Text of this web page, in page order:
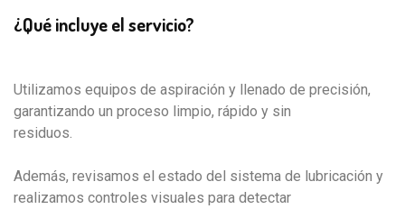
¿Qué incluye el servicio?
Utilizamos equipos de aspiración y llenado de precisión,
garantizando un proceso limpio, rápido y sin
residuos.
Además, revisamos el estado del sistema de lubricación y
realizamos controles visuales para detectar